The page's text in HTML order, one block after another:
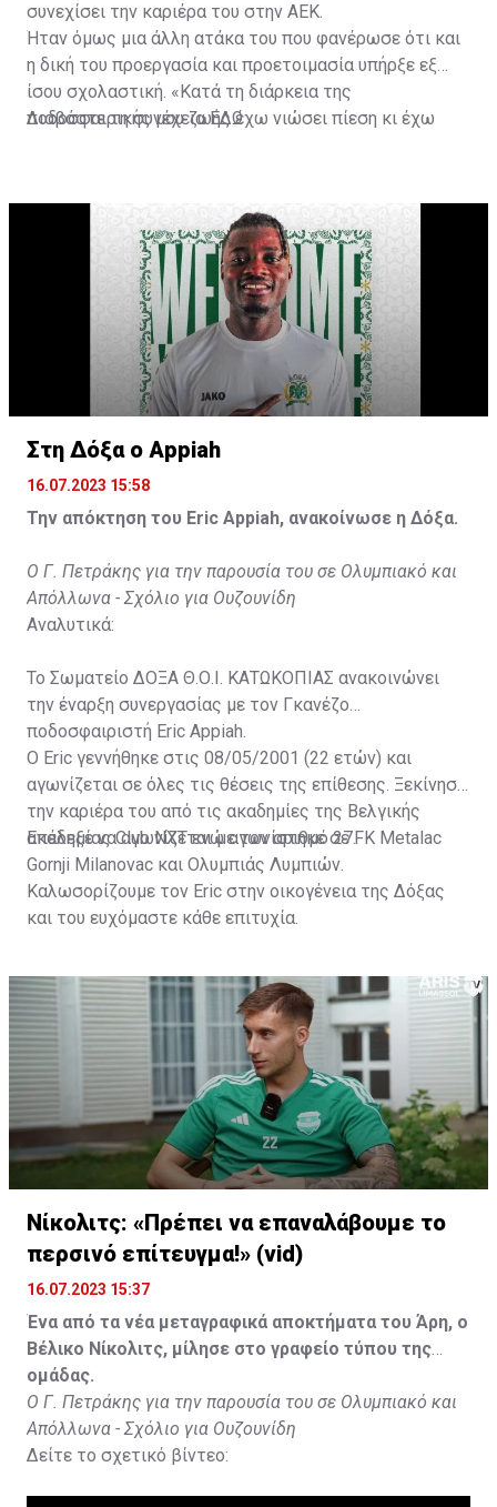
συνεχίσει την καριέρα του στην ΑΕΚ.
Ήταν όμως μια άλλη ατάκα του που φανέρωσε ότι και
η δική του προεργασία και προετοιμασία υπήρξε εξ
ίσου σχολαστική. «Κατά τη διάρκεια της
ποδοσφαιρικής μου ζωής έχω νιώσει πίεση κι έχω
31χρονος άσος.
Διαβάστε τη συνέχειαΕΔΩ
Στη Δόξα ο Appiah
16.07.2023 15:58
Την απόκτηση του Eric Appiah, ανακοίνωσε η Δόξα.
Ο Γ. Πετράκης για την παρουσία του σε Ολυμπιακό και
Απόλλωνα - Σχόλιο για Ουζουνίδη
Αναλυτικά:
Το Σωματείο ΔΟΞΑ Θ.Ο.Ι. ΚΑΤΩΚΟΠΙΑΣ ανακοινώνει
την έναρξη συνεργασίας με τον Γκανέζο
ποδοσφαιριστή Eric Appiah.
Ο Eric γεννήθηκε στις 08/05/2001 (22 ετών) και
αγωνίζεται σε όλες τις θέσεις της επίθεσης. Ξεκίνησε
την καριέρα του από τις ακαδημίες της Βελγικής
ακαδημίας Club NXT ενώ αγωνίστηκε σε FK Metalac
Gornji Milanovac και Ολυμπιάς Λυμπιών.
Επέλεξε να αγωνίζεται με τον αριθμό 27.
Καλωσορίζουμε τον Eric στην οικογένεια της Δόξας
και του ευχόμαστε κάθε επιτυχία.
Νίκολιτς: «Πρέπει να επαναλάβουμε το
περσινό επίτευγμα!» (vid)
16.07.2023 15:37
Ένα από τα νέα μεταγραφικά αποκτήματα του Άρη, ο
Βέλικο Νίκολιτς, μίλησε στο γραφείο τύπου της
ομάδας.
Ο Γ. Πετράκης για την παρουσία του σε Ολυμπιακό και
Απόλλωνα - Σχόλιο για Ουζουνίδη
Δείτε το σχετικό βίντεο: